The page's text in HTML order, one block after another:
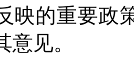
映的重要政
意见。